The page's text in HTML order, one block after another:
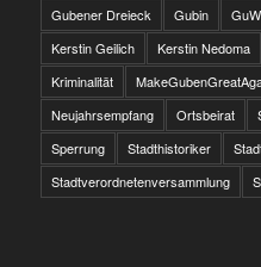
Gubener Dreieck
Gubin
Kerstin Geilich
Kerstin Nedoma
Kriminalität
Neujahrsempfang
Ortsbeirat
Sperrung
Stadthistoriker
Stadtverordnetenversammlung